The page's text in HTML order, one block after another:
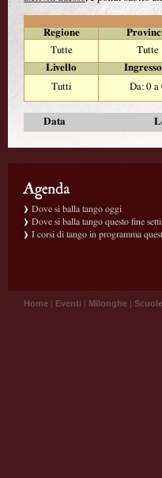
Regione
Tutte
Tutte
Livello
Tutti
Da: 0 a
Data
Dove si balla tango oggi
Dove si balla tango questo fine
I corsi di tango in programma
Home | Eventi | Milonghe | Scuole